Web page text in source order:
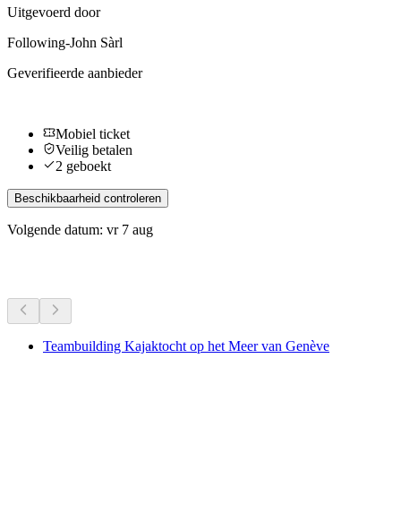
Uitgevoerd door
Following-John Sàrl
Geverifieerde aanbieder
Mobiel ticket
Veilig betalen
2 geboekt
Beschikbaarheid controleren
Volgende datum: vr 7 aug
Teambuilding Kajaktocht op het Meer van Genève